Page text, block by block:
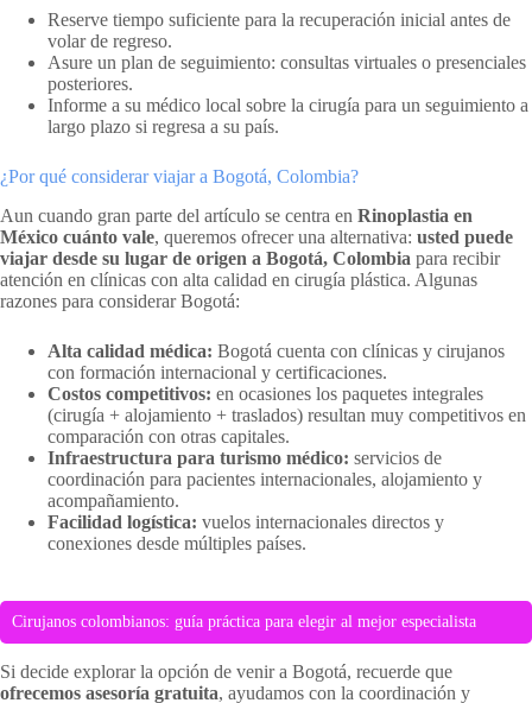
Reserve tiempo suficiente para la recuperación inicial antes de
volar de regreso.
Asure un plan de seguimiento: consultas virtuales o presenciales
posteriores.
Informe a su médico local sobre la cirugía para un seguimiento a
largo plazo si regresa a su país.
¿Por qué considerar viajar a Bogotá, Colombia?
Aun cuando gran parte del artículo se centra en Rinoplastia en
México cuánto vale, queremos ofrecer una alternativa: usted puede
viajar desde su lugar de origen a Bogotá, Colombia para recibir
atención en clínicas con alta calidad en cirugía plástica. Algunas
razones para considerar Bogotá:
Alta calidad médica: Bogotá cuenta con clínicas y cirujanos
con formación internacional y certificaciones.
Costos competitivos: en ocasiones los paquetes integrales
(cirugía + alojamiento + traslados) resultan muy competitivos en
comparación con otras capitales.
Infraestructura para turismo médico: servicios de
coordinación para pacientes internacionales, alojamiento y
acompañamiento.
Facilidad logística: vuelos internacionales directos y
conexiones desde múltiples países.
Cirujanos colombianos: guía práctica para elegir al mejor especialista
Si decide explorar la opción de venir a Bogotá, recuerde que
ofrecemos asesoría gratuita, ayudamos con la coordinación y